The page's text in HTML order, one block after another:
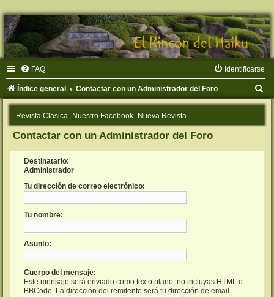
FAQ Identificarse
Índice general Contactar con un Administrador del Foro
u
Revista Clasica Nuestro Facebook Nueva Revista
Contactar con un Administrador del Foro
Destinatario:
Administrador
Tu dirección de correo electrónico:
Tu nombre:
Asunto:
Cuerpo del mensaje:
Este mensaje será enviado como texto plano, no incluyas HTML o
BBCode. La dirección del remitente será tu dirección de email.